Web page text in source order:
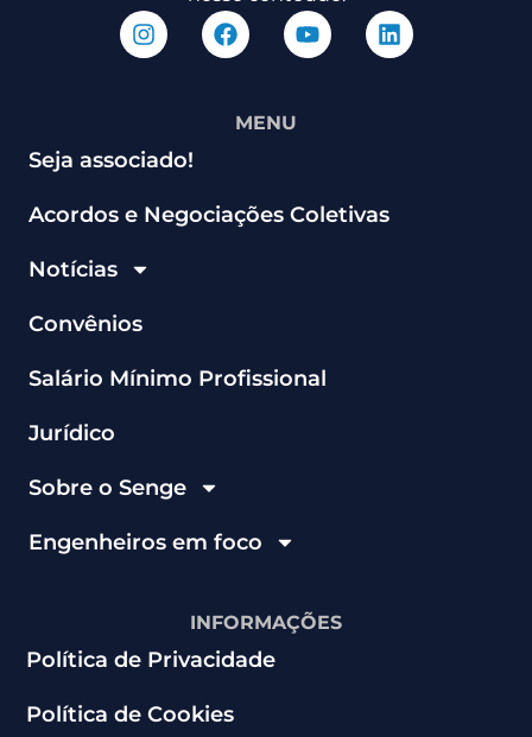
MENU
Seja associado!
Acordos e Negociações Coletivas
Notícias
Convênios
Salário Mínimo Profissional
Jurídico
Sobre o Senge
Engenheiros em foco
INFORMAÇÕES
Política de Privacidade
Política de Cookies